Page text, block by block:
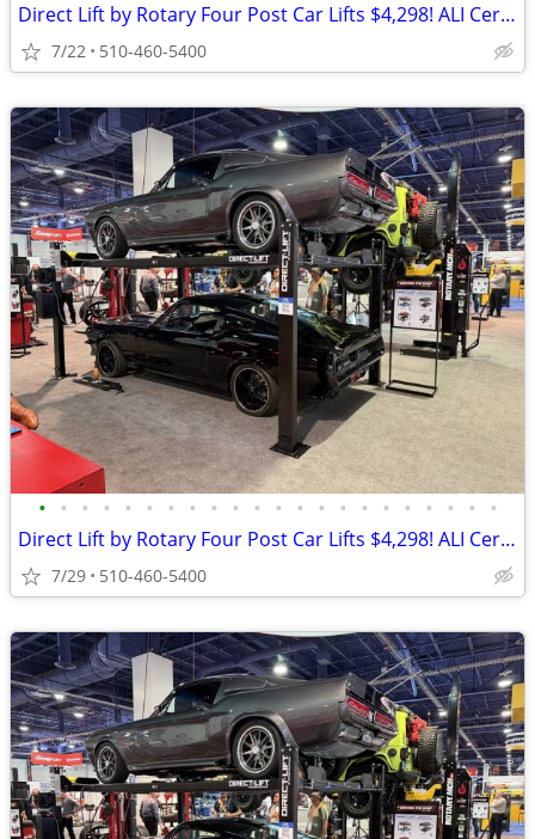
Direct Lift by Rotary Four Post Car Lifts $4,298! ALI Certified!
7/22 510-460-5400
• • • • • • • • • • • • • • • • • • • • • •
Direct Lift by Rotary Four Post Car Lifts $4,298! ALI Certified!
7/29 510-460-5400